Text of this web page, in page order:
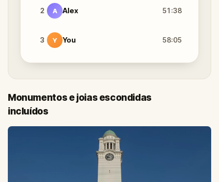
2 A Alex 51:38
3 Y You 58:05
Monumentos e joias escondidas
incluídos